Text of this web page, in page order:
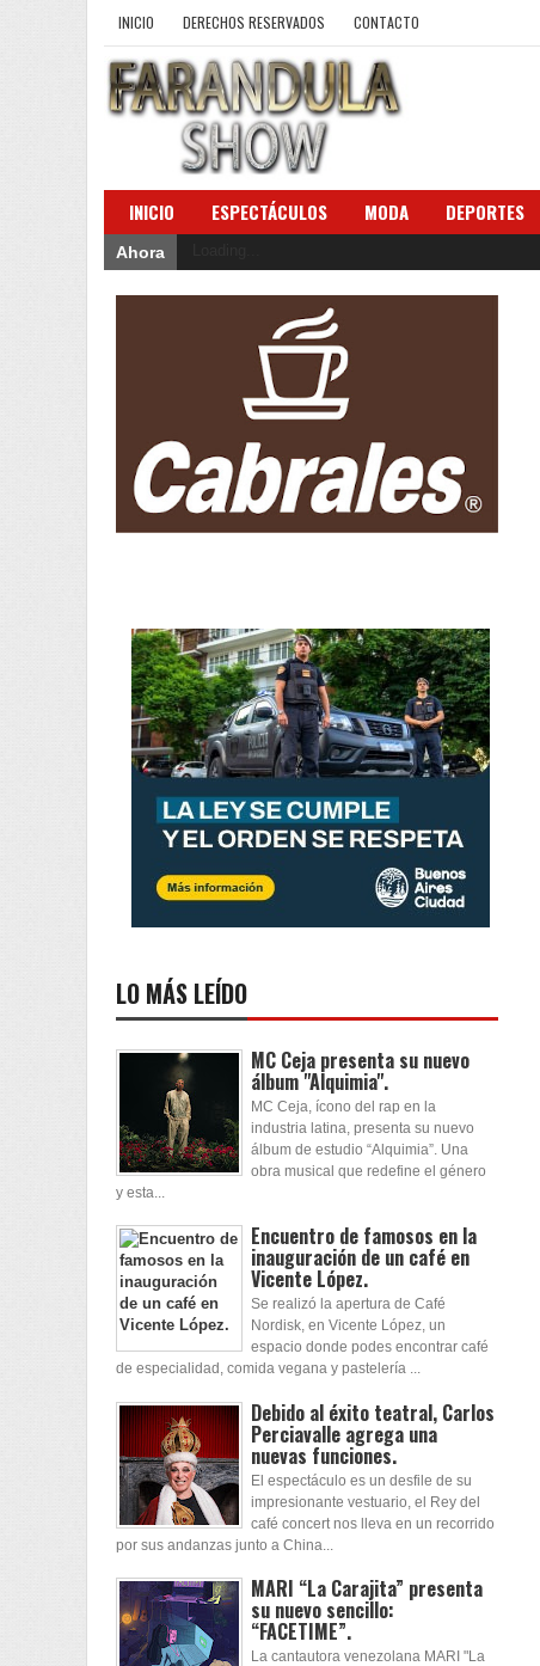
INICIO DERECHOS RESERVADOS CONTACTO
INICIO ESPECTÁCULOS MODA DEPORTES
Ahora
LO MÁS LEÍDO
MC Ceja presenta su nuevo
álbum "Alquimia".
MC Ceja, ícono del rap en la
industria latina, presenta su nuevo
álbum de estudio “Alquimia”. Una
obra musical que redefine el género
y esta...
Encuentro de famosos en la
inauguración de un café en
Vicente López.
Se realizó la apertura de Café
Nordisk, en Vicente López, un
espacio donde podes encontrar café
de especialidad, comida vegana y pastelería ...
Debido al éxito teatral, Carlos
Perciavalle agrega una
nuevas funciones.
El espectáculo es un desfile de su
impresionante vestuario, el Rey del
café concert nos lleva en un recorrido
por sus andanzas junto a China...
MARI “La Carajita” presenta
su nuevo sencillo:
“FACETIME”.
La cantautora venezolana MARI "La